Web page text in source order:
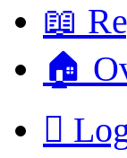
📖
🏠
